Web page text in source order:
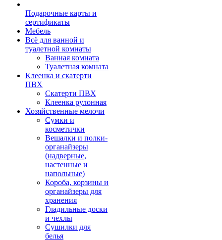
Подарочные карты и
сертификаты
Мебель
Всё для ванной и
туалетной комнаты
Ванная комната
Туалетная комната
Клеенка и скатерти
ПВХ
Скатерти ПВХ
Клеенка рулонная
Хозяйственные мелочи
Сумки и
косметички
Вешалки и полки-
органайзеры
(надверные,
настенные и
напольные)
Короба, корзины и
органайзеры для
хранения
Гладильные доски
и чехлы
Сушилки для
белья